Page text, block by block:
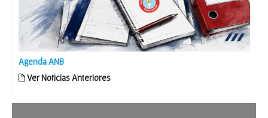
Agenda ANB
Ver Noticias Anteriores